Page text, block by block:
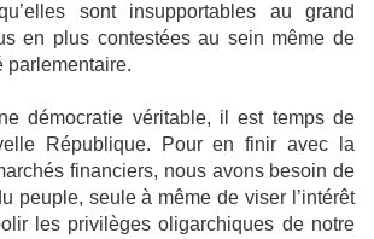
sont insupportables au grand
en plus contestées au sein même de
parlementaire.
démocratie véritable, il est temps de
République. Pour en finir avec la
financiers, nous avons besoin de
peuple, seule à même de viser l’intérêt
les privilèges oligarchiques de notre